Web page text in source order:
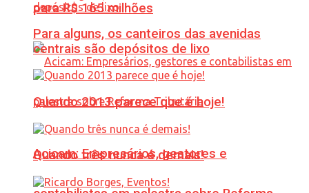
para R$ 165 milhões
Acicam: Empresários, gestores e
Para alguns, os canteiros das avenidas
centrais são depósitos de lixo
Quando 2013 parece que é hoje!
Quando três nunca é demais!